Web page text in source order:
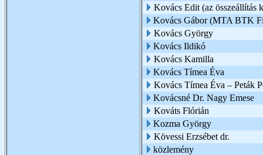
Kovács Edit (az összeállítás
Kovács Gábor (MTA BTK
Kovács György
Kovács Ildikó
Kovács Kamilla
Kovács Tímea Éva
Kovács Tímea Éva – Peták
Kovácsné Dr. Nagy Emese
Kováts Flórián
Kozma György
Kövessi Erzsébet dr.
közlemény